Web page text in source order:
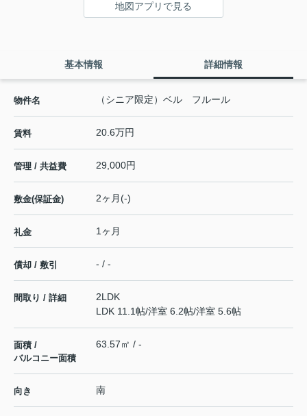
地図アプリで見る
基本情報 詳細情報
物件名 （シニア限定）ベル フルール
賃料 20.6万円
管理 / 共益費 29,000円
敷金(保証金) 2ヶ月(-)
礼金 1ヶ月
償却 / 敷引 - / -
間取り / 詳細
2LDK
LDK 11.1帖/洋室 6.2帖/洋室 5.6帖
面積 /
バルコニー面積
63.57㎡ / -
向き 南